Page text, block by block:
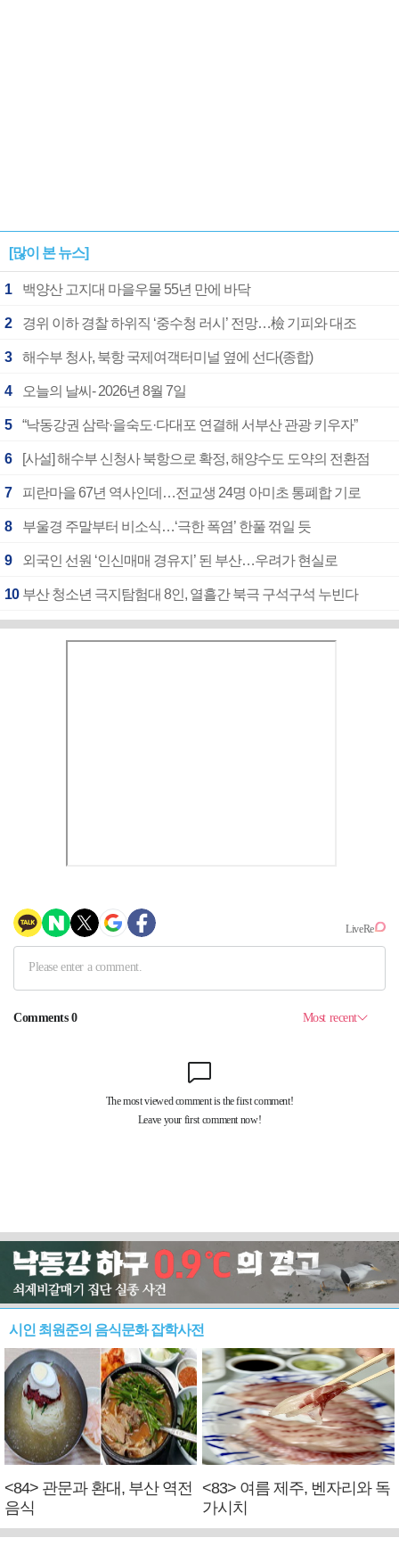
[많이 본 뉴스]
1 백양산 고지대 마을우물 55년 만에 바닥
2 경위 이하 경찰 하위직 ‘중수청 러시’ 전망…檢 기피와 대조
3 해수부 청사, 북항 국제여객터미널 옆에 선다(종합)
4 오늘의 날씨- 2026년 8월 7일
5 “낙동강권 삼락·을숙도·다대포 연결해 서부산 관광 키우자”
6 [사설] 해수부 신청사 북항으로 확정, 해양수도 도약의 전환점
7 피란마을 67년 역사인데…전교생 24명 아미초 통폐합 기로
8 부울경 주말부터 비소식…‘극한 폭염’ 한풀 꺾일 듯
9 외국인 선원 ‘인신매매 경유지’ 된 부산…우려가 현실로
10 부산 청소년 극지탐험대 8인, 열흘간 북극 구석구석 누빈다
시인 최원준의 음식문화 잡학사전
<84> 관문과 환대, 부산 역전
음식
<83> 여름 제주, 벤자리와 독
가시치